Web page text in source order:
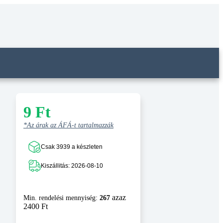
9 Ft
*Az árak az ÁFÁ-t tartalmazzák
Csak 3939 a készleten
Kiszállitás: 2026-08-10
Min. rendelési mennyiség: 267 azaz
2400 Ft